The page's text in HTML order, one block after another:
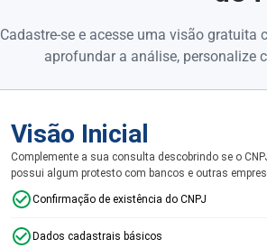
Cadastre-se e acesse uma visão
aprofundar a análise, personalize
Visão Inicial
Complemente a sua consulta descobrindo se o
possui algum protesto com bancos e outras
Confirmação de existência do CNPJ
Dados cadastrais básicos